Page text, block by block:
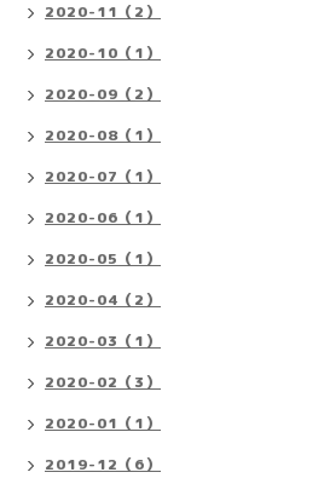
2020-11（2）
2020-10（1）
2020-09（2）
2020-08（1）
2020-07（1）
2020-06（1）
2020-05（1）
2020-04（2）
2020-03（1）
2020-02（3）
2020-01（1）
2019-12（6）